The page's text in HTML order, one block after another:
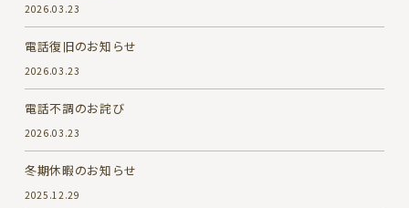
2026.03.23
電話復旧のお知らせ
2026.03.23
電話不調のお詫び
2026.03.23
冬期休暇のお知らせ
2025.12.29